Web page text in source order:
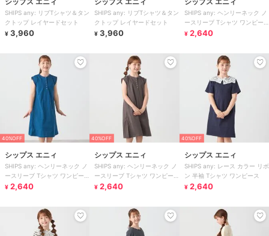
SHIPS any: リブTシャツ＆タン
クトップ レイヤードセット
¥ 3,960
SHIPS any: リブTシャツ＆タン
クトップ レイヤードセット
¥ 3,960
SHIPS any: ヘンリーネック ノ
ースリーブ Tシャツ ワンピー
ス
¥ 2,640
40%OFF
シップス エニィ
SHIPS any: ヘンリーネック ノ
ースリーブ Tシャツ ワンピー
ス
¥ 2,640
40%OFF
シップス エニィ
SHIPS any: ヘンリーネック ノ
ースリーブ Tシャツ ワンピー
ス
¥ 2,640
40%OFF
シップス エニィ
SHIPS any: レース カラー リボ
ン 半袖 Tシャツ ワンピース
¥ 2,640